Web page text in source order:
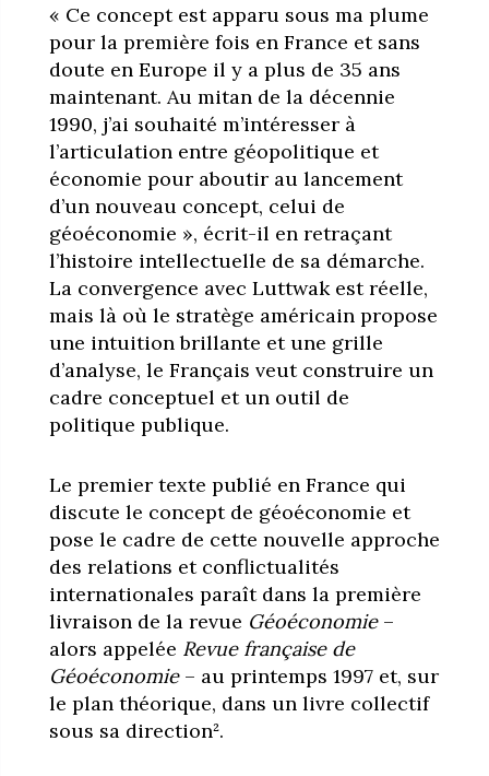
« Ce concept est apparu sous ma plume
pour la première fois en France et sans
doute en Europe il y a plus de 35 ans
maintenant. Au mitan de la décennie
1990, j’ai souhaité m’intéresser à
l’articulation entre géopolitique et
économie pour aboutir au lancement
d’un nouveau concept, celui de
géoéconomie », écrit-il en retraçant
l’histoire intellectuelle de sa démarche.
La convergence avec Luttwak est réelle,
mais là où le stratège américain propose
une intuition brillante et une grille
d’analyse, le Français veut construire un
cadre conceptuel et un outil de
politique publique.
Le premier texte publié en France qui
discute le concept de géoéconomie et
pose le cadre de cette nouvelle approche
des relations et conflictualités
internationales paraît dans la première
livraison de la revue Géoéconomie–
alors appelée Revue française de
Géoéconomie– au printemps 1997 et, sur
le plan théorique, dans un livre collectif
sous sa direction².